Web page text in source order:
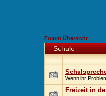
Forum Übersicht
- Schule
Wenn ihr
Freizeit in